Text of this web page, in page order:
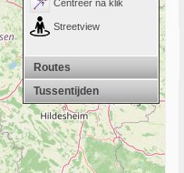
Centreer na klik
Streetview
Routes
Tussentijden